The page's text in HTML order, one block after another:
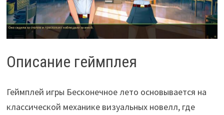
Описание геймплея
Геймплей игры Бесконечное лето основывается на
классической механике визуальных новелл, где